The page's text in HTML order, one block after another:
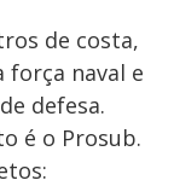
de costa,
força naval e
defesa.
é o Prosub.